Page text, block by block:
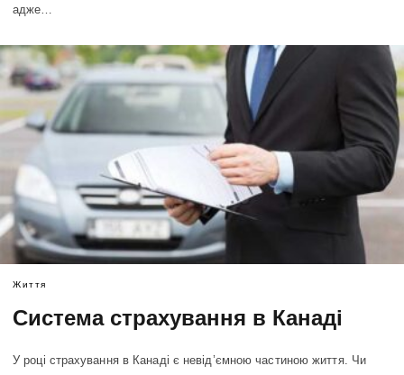
адже…
Життя
Система страхування в Канаді
У році страхування в Канаді є невід’ємною частиною життя. Чи